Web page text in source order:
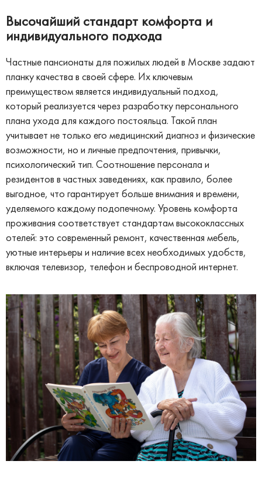
Высочайший стандарт комфорта и
индивидуального подхода
Частные пансионаты для пожилых людей в Москве задают
планку качества в своей сфере. Их ключевым
преимуществом является индивидуальный подход,
который реализуется через разработку персонального
плана ухода для каждого постояльца. Такой план
учитывает не только его медицинский диагноз и физические
возможности, но и личные предпочтения, привычки,
психологический тип. Соотношение персонала и
резидентов в частных заведениях, как правило, более
выгодное, что гарантирует больше внимания и времени,
уделяемого каждому подопечному. Уровень комфорта
проживания соответствует стандартам высококлассных
отелей: это современный ремонт, качественная мебель,
уютные интерьеры и наличие всех необходимых удобств,
включая телевизор, телефон и беспроводной интернет.